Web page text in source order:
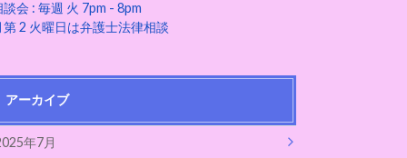
談会 : 毎週 火 7pm - 8pm
第 2 火曜日は弁護士法律相談
アーカイブ
年7月